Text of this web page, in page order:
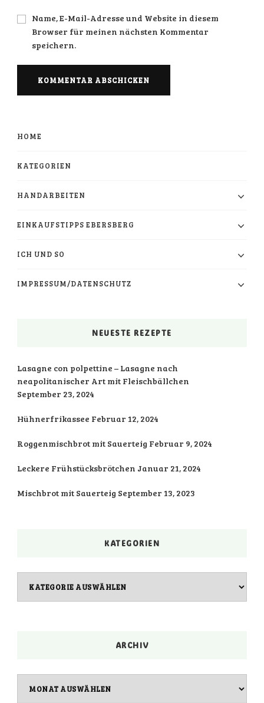
Name, E-Mail-Adresse und Website in diesem
Browser für meinen nächsten Kommentar
speichern.
HOME
KATEGORIEN
HANDARBEITEN
EINKAUFSTIPPS EBERSBERG
ICH UND SO
IMPRESSUM/DATENSCHUTZ
NEUESTE REZEPTE
Lasagne con polpettine – Lasagne nach
neapolitanischer Art mit Fleischbällchen
September 23, 2024
Hühnerfrikassee Februar 12, 2024
Roggenmischbrot mit Sauerteig Februar 9, 2024
Leckere Frühstücksbrötchen Januar 21, 2024
Mischbrot mit Sauerteig September 13, 2023
KATEGORIEN
ARCHIV